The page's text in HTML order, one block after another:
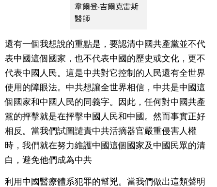
韋爾登‧吉爾克雷斯
醫師
還有一個我想說的重點是，要認清中國共產黨並不代
表中國這個國家，也不代表中國的歷史或文化，更不
代表中國人民。這是中共對它控制的人民還有全世界
使用的障眼法。中共想讓全世界相信，中共是中國這
個國家和中國人民的同義字。因此，任何對中國共產
黨的抨擊就是在抨擊中國人民和中國。然而事實正好
相反。當我們試圖譴責中共活摘器官嚴重侵害人權
時，我們就在努力維護中國這個國家及中國民眾的清
白，避免他們成為中共
利用中國醫療體系犯罪的幫兇。當我們做出這類聲明